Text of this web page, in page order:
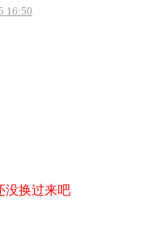
16:50
没换过来吧